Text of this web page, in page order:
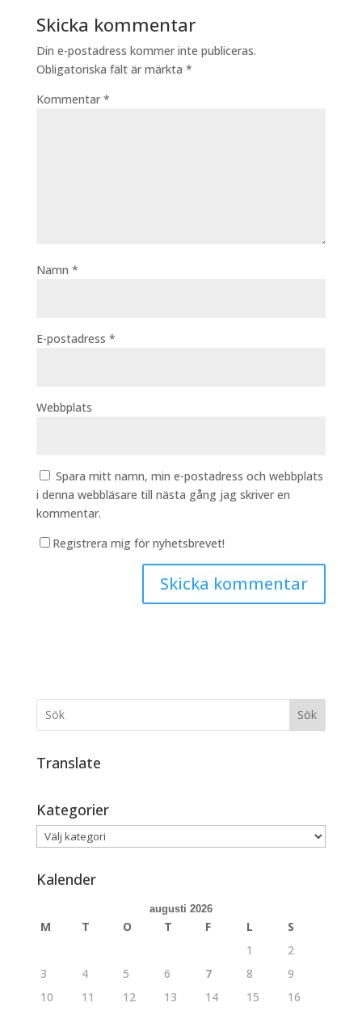
Skicka kommentar
Din e-postadress kommer inte publiceras.
Obligatoriska fält är märkta *
Kommentar *
Namn *
E-postadress *
Webbplats
Spara mitt namn, min e-postadress och webbplats
i denna webbläsare till nästa gång jag skriver en
kommentar.
Registrera mig för nyhetsbrevet!
Sök
Translate
Kategorier
Kategorier
Kalender
augusti 2026
M T O T F L
S
1
2
3
4 5 6 7 8
9
10
11 12 13 14 15 16